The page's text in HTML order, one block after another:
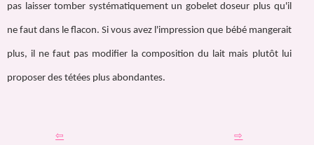
pas laisser tomber systématiquement un gobelet doseur plus qu'il
ne faut dans le flacon. Si vous avez l'impression que bébé mangerait
plus, il ne faut pas modifier la composition du lait mais plutôt lui
proposer des tétées plus abondantes.